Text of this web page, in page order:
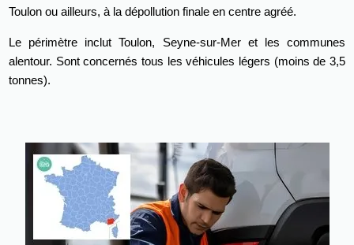
Toulon ou ailleurs, à la dépollution finale en centre agréé.
Le périmètre inclut Toulon, Seyne-sur-Mer et les communes
alentour. Sont concernés tous les véhicules légers (moins de 3,5
tonnes).